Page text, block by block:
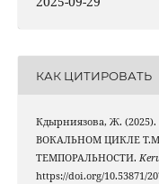
КАК ЦИТИРОВАТЬ
Кдырниязова, Ж.
ВОКАЛЬНОМ ЦИКЛЕ
ТЕМПОРАЛЬНОСТИ.
https://doi.org/10.53871/